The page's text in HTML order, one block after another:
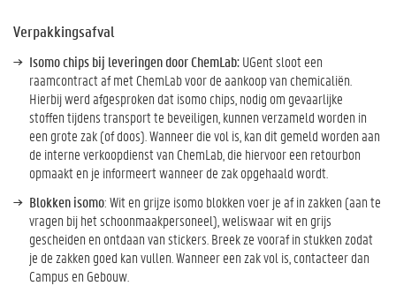
Verpakkingsafval
Isomo chips bij leveringen door ChemLab:UGent sloot een
raamcontract af met ChemLab voor de aankoop van chemicaliën.
Hierbij werd afgesproken dat isomo chips, nodig om gevaarlijke
stoffen tijdens transport te beveiligen, kunnen verzameld worden in
een grote zak (of doos). Wanneer die vol is, kan dit gemeld worden aan
de interne verkoopdienst van ChemLab, die hiervoor een retourbon
opmaakt en je informeert wanneer de zak opgehaald wordt.
Blokken isomo: Wit en grijze isomo blokken voer je af in zakken (aan te
vragen bij het schoonmaakpersoneel), weliswaar wit en grijs
gescheiden en ontdaan van stickers. Breek ze vooraf in stukken zodat
je de zakken goed kan vullen. Wanneer een zak vol is, contacteer dan
Campus en Gebouw.